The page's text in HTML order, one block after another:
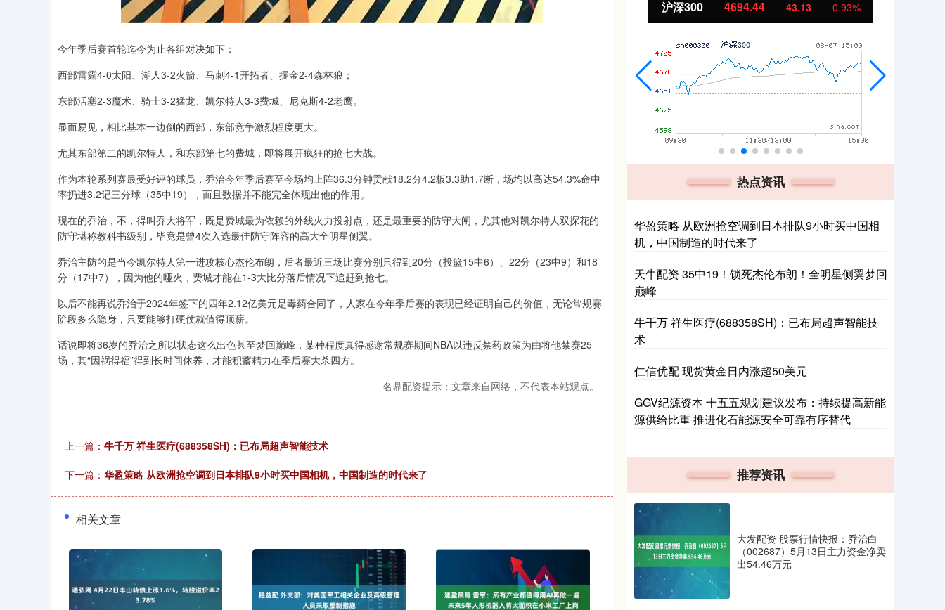
今年季后赛首轮迄今为止各组对决如下：
西部雷霆4-0太阳、湖人3-2火箭、马刺4-1开拓者、掘金2-4森林狼；
东部活塞2-3魔术、骑士3-2猛龙、凯尔特人3-3费城、尼克斯4-2老鹰。
显而易见，相比基本一边倒的西部，东部竞争激烈程度更大。
尤其东部第二的凯尔特人，和东部第七的费城，即将展开疯狂的抢七大战。
作为本轮系列赛最受好评的球员，乔治今年季后赛至今场均上阵36.3分钟贡献18.2分4.2板3.3助1.7断，场均以高达54.3%命中
率扔进3.2记三分球（35中19），而且数据并不能完全体现出他的作用。
现在的乔治，不，得叫乔大将军，既是费城最为依赖的外线火力投射点，还是最重要的防守大闸，尤其他对凯尔特人双探花的
防守堪称教科书级别，毕竟是曾4次入选最佳防守阵容的高大全明星侧翼。
乔治主防的是当今凯尔特人第一进攻核心杰伦布朗，后者最近三场比赛分别只得到20分（投篮15中6）、22分（23中9）和18
分（17中7），因为他的哑火，费城才能在1-3大比分落后情况下追赶到抢七。
以后不能再说乔治于2024年签下的四年2.12亿美元是毒药合同了，人家在今年季后赛的表现已经证明自己的价值，无论常规赛
阶段多么隐身，只要能够打硬仗就值得顶薪。
话说即将36岁的乔治之所以状态这么出色甚至梦回巅峰，某种程度真得感谢常规赛期间NBA以违反禁药政策为由将他禁赛25
场，其“因祸得福”得到长时间休养，才能积蓄精力在季后赛大杀四方。
名鼎配资提示：文章来自网络，不代表本站观点。
上一篇： 牛千万 祥生医疗(688358SH)：已布局超声智能技术
下一篇： 华盈策略 从欧洲抢空调到日本排队9小时买中国相机，中国制造的时代来了
相关文章
深证成指 14311.01 200.89 1.42% 沪深300 4694.44 43.13 北证50 1134.24 11.37 1.01%
热点资讯
华盈策略 从欧洲抢空调到日本排队9小时买中国相
机，中国制造的时代来了
天牛配资 35中19！锁死杰伦布朗！全明星侧翼梦回
巅峰
牛千万 祥生医疗(688358SH)：已布局超声智能技
术
仁信优配 现货黄金日内涨超50美元
GGV纪源资本 十五五规划建议发布：持续提高新能
源供给比重 推进化石能源安全可靠有序替代
推荐资讯
大发配资 股票行情快报：乔治白
（002687）5月13日主力资金净卖
出54.46万元